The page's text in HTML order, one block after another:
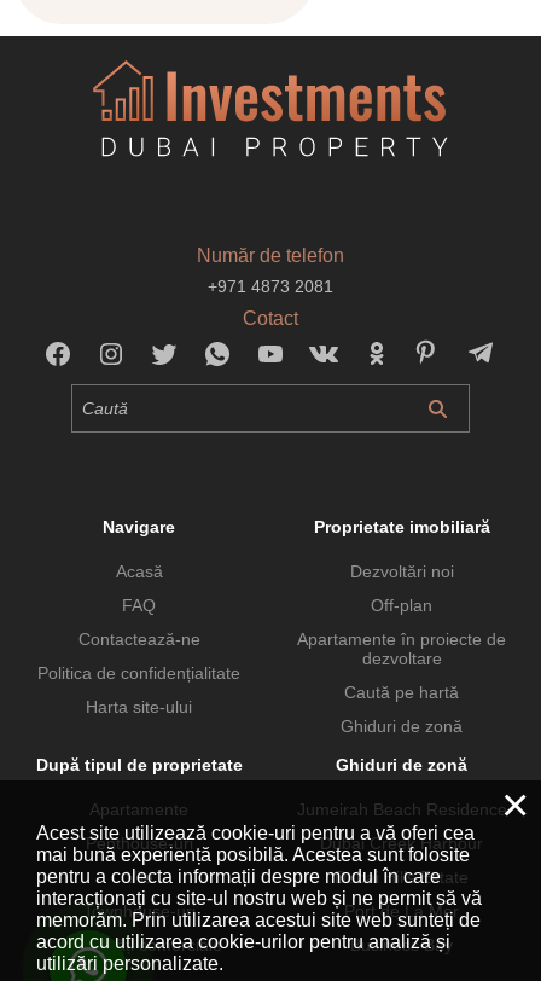
Număr de telefon
+971 4873 2081
Cotact
Navigare
Acasă
FAQ
Contactează-ne
Politica de confidențialitate
Harta site-ului
Proprietate imobiliară
Dezvoltări noi
Off-plan
Apartamente în proiecte de
dezvoltare
Caută pe hartă
Ghiduri de zonă
După tipul de proprietate
Apartamente
Penthouse-uri
Vile
Townhouse-uri
Proprietăți comerciale
Ghiduri de zonă
Jumeirah Beach Residence
Dubai Creek Harbour
Dubai Hills Estate
Port de La Mer
Business Bay
×
Acest site utilizează cookie-uri pentru a vă oferi cea
mai bună experiență posibilă. Acestea sunt folosite
pentru a colecta informații despre modul în care
interacționați cu site-ul nostru web și ne permit să vă
memorăm. Prin utilizarea acestui site web sunteți de
acord cu utilizarea cookie-urilor pentru analiză și
utilizări personalizate.